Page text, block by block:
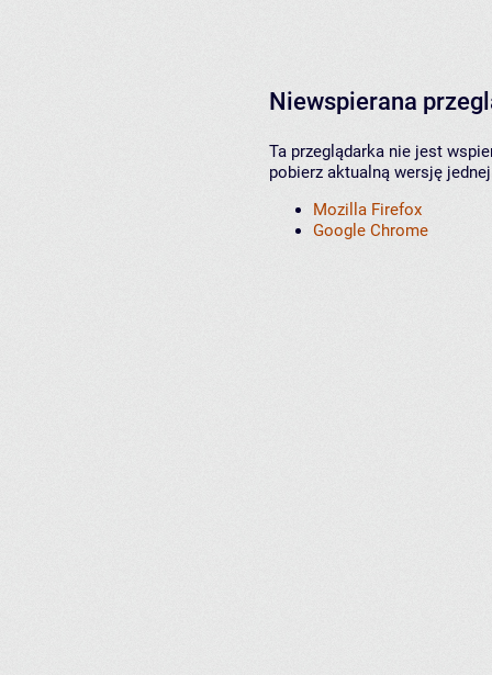
Niewspierana
Ta przeglądarka nie jest
pobierz aktualną wersję
Mozilla Firefox
Google Chrome